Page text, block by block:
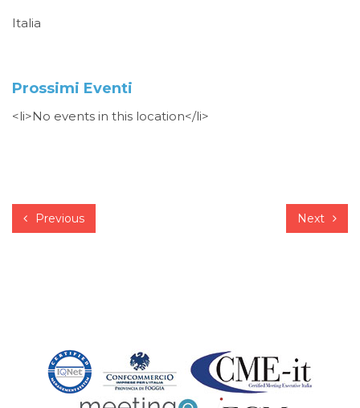
Italia
Prossimi Eventi
<li>No events in this location</li>
Previous Next